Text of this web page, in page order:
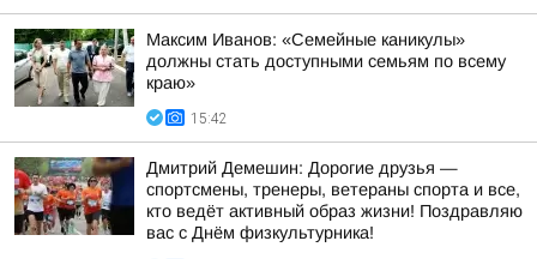
Максим Иванов: «Семейные каникулы»
должны стать доступными семьям по всему
краю»
15:42
Дмитрий Демешин: Дорогие друзья —
спортсмены, тренеры, ветераны спорта и все,
кто ведёт активный образ жизни! Поздравляю
вас с Днём физкультурника!